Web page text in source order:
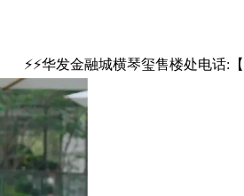
⚡⚡华发金融城横琴玺售楼处电话: